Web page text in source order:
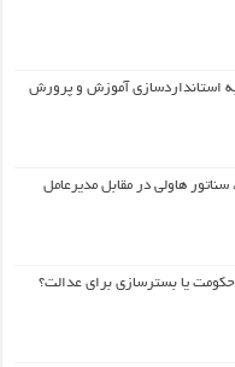
استانداردسازی آموزش و پرورش
سناتور هاولی در مقابل مدیرعامل
یا بسترسازی برای عدالت؟